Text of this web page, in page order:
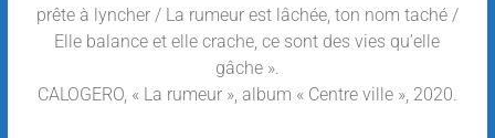
prête à lyncher / La rumeur est lâchée, ton nom taché /
Elle balance et elle crache, ce sont des vies qu’elle
gâche ».
CALOGERO, « La rumeur », album « Centre ville », 2020.